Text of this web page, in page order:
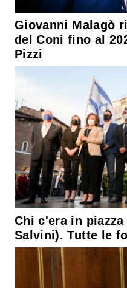
Giovanni Malagò
del Coni fino al
Pizzi
Chi c'era in
Salvini). Tutte le